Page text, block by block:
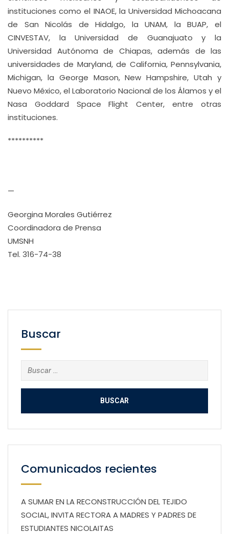
instituciones como el INAOE, la Universidad Michoacana
de San Nicolás de Hidalgo, la UNAM, la BUAP, el
CINVESTAV, la Universidad de Guanajuato y la
Universidad Autónoma de Chiapas, además de las
universidades de Maryland, de California, Pennsylvania,
Michigan, la George Mason, New Hampshire, Utah y
Nuevo México, el Laboratorio Nacional de los Álamos y el
Nasa Goddard Space Flight Center, entre otras
instituciones.
**********
—
Georgina Morales Gutiérrez
Coordinadora de Prensa
UMSNH
Tel. 316-74-38
Buscar
Buscar:
Comunicados recientes
A SUMAR EN LA RECONSTRUCCIÓN DEL TEJIDO
SOCIAL, INVITA RECTORA A MADRES Y PADRES DE
ESTUDIANTES NICOLAITAS